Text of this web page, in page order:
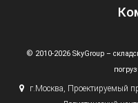
© 2010-2026 SkyGroup –
г.Москва, Проектируемый